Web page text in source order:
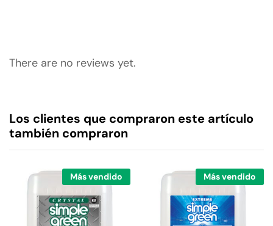
There are no reviews yet.
Los clientes que compraron este artículo
también compraron
Más vendido Más vendido